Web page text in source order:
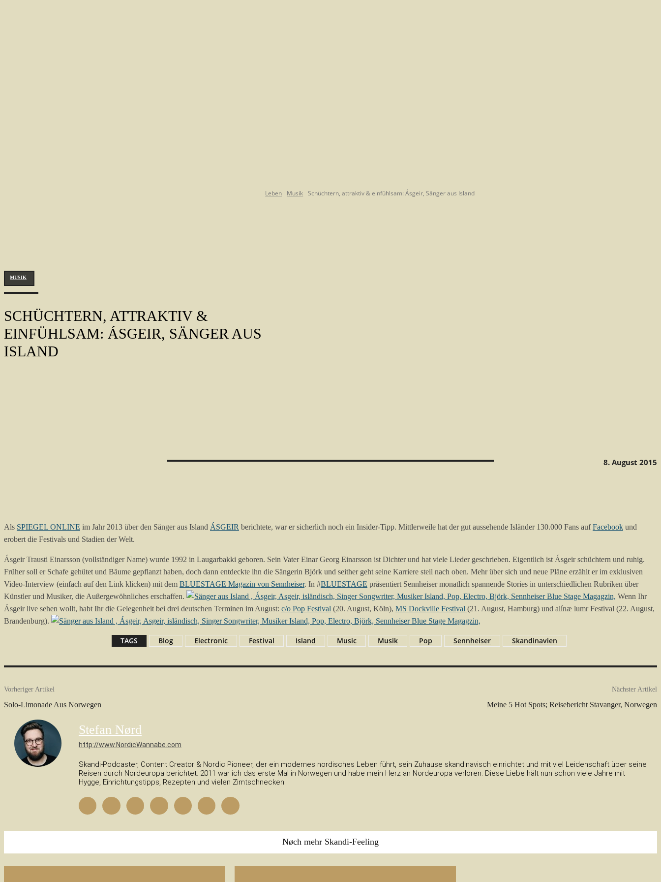
MUSIK
SCHÜCHTERN, ATTRAKTIV &
EINFÜHLSAM: ÁSGEIR, SÄNGER AUS
ISLAND
Leben Musik Schüchtern, attraktiv & einfühlsam: Ásgeir, Sänger aus Island
8. August 2015
Als SPIEGEL ONLINE im Jahr 2013 über den Sänger aus Island ÁSGEIR berichtete, war er sicherlich noch ein Insider-Tipp. Mittlerweile hat der gut aussehende Isländer 130.000 Fans aufFacebook und
erobert die Festivals und Stadien der Welt.
Ásgeir Trausti Einarsson (vollständiger Name) wurde 1992 in Laugarbakki geboren. Sein Vater Einar Georg Einarsson ist Dichter und hat viele Lieder geschrieben. Eigentlich ist Ásgeir schüchtern und ruhig.
Früher soll er Schafe gehütet und Bäume gepflanzt haben, doch dann entdeckte ihn die Sängerin Björk und seither geht seine Karriere steil nach oben. Mehr über sich und neue Pläne erzählt er im exklusiven
Video-Interview (einfach auf den Link klicken) mit dem BLUESTAGE Magazin von Sennheiser. In #BLUESTAGE präsentiert Sennheiser monatlich spannende Stories in unterschiedlichen Rubriken über
Künstler und Musiker, die Außergewöhnliches erschaffen.
Wenn Ihr
Ásgeir live sehen wollt, habt Ihr die Gelegenheit bei drei deutschen Terminen im August: c/o Pop Festival (20. August, Köln), MS Dockville Festival (21. August, Hamburg) und alínæ lumr Festival (22. August,
Brandenburg).
TAGS Blog Electronic Festival Island Music Musik Pop Sennheiser Skandinavien
Vorheriger Artikel
Solo-Limonade Aus Norwegen
Nächster Artikel
Meine 5 Hot Spots; Reisebericht Stavanger, Norwegen
Stefan Nørd
http://www.NordicWannabe.com
Skandi-Podcaster, Content Creator & Nordic Pioneer, der ein modernes nordisches Leben führt, sein Zuhause skandinavisch einrichtet und mit viel Leidenschaft über seine
Reisen durch Nordeuropa berichtet. 2011 war ich das erste Mal in Norwegen und habe mein Herz an Nordeuropa verloren. Diese Liebe hält nun schon viele Jahre mit
Hygge, Einrichtungstipps, Rezepten und vielen Zimtschnecken.
Nøch mehr Skandi-Feeling